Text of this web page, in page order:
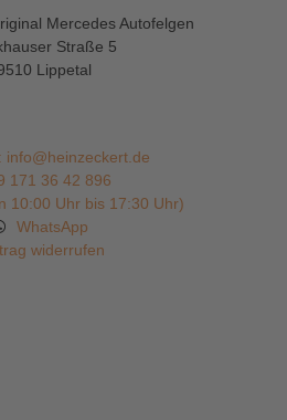
Mercedes Autofelgen
Straße 5
Lippetal
info@heinzeckert.de
171 36 42 896
10:00 Uhr bis 17:30 Uhr)
WhatsApp
widerrufen